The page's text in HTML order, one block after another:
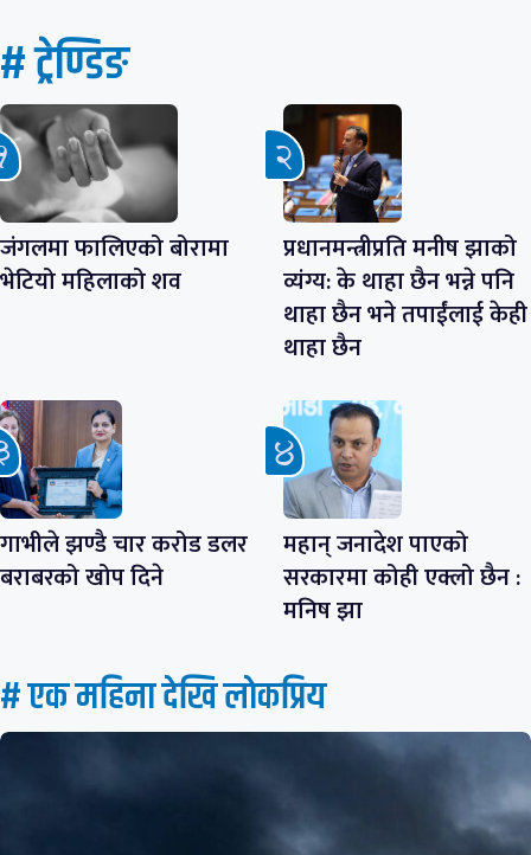
# ट्रेण्डिङ
जंगलमा फालिएको बोरामा
भेटियो महिलाको शव
प्रधानमन्त्रीप्रति मनीष झाको
व्यंग्य: के थाहा छैन भन्ने पनि
थाहा छैन भने तपाईंलाई केही
थाहा छैन
गाभीले झण्डै चार करोड डलर
बराबरको खोप दिने
महान् जनादेश पाएको
सरकारमा कोही एक्लो छैन :
मनिष झा
# एक महिना देखि लाेकप्रिय